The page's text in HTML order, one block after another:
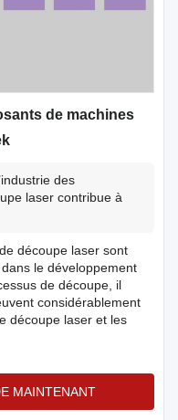
de machines
des
laser contribue à
découpe laser sont
le développement
de découpe, il
considérablement
découpe laser et les
MAINTENANT